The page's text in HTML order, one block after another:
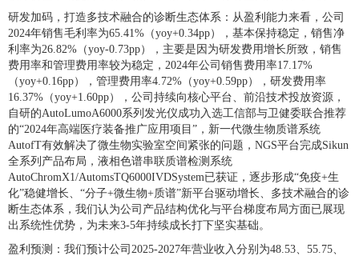
研发加码，打造多技术融合的诊断生态体系：从盈利能力来看，公司
2024年销售毛利率为65.41%（yoy+0.34pp），基本保持稳定，销售净
利率为26.82%（yoy-0.73pp），主要是因为研发费用增长所致，销售
费用率和管理费用率较为稳定，2024年公司销售费用率17.17%
（yoy+0.16pp），管理费用率4.72%（yoy+0.59pp），研发费用率
16.37%（yoy+1.60pp），公司持续向核心平台、前沿技术投放资源，
自研的AutoLumoA6000系列发光仪成功入选工信部与卫健委联合推荐
的“2024年高端医疗装备推广应用项目”，新一代微生物质谱系统
AutofT有效解决了微生物实验室空间紧张的问题，NGS平台完成Sikun
全系列产品布局，液相色谱串联质谱检测系统
AutoChromX1/AutomsTQ6000IVDSystem已获证，逐步形成“免疫+生
化”稳健增长、“分子+微生物+质谱”新平台驱动增长、多技术融合的诊
断生态体系，我们认为公司产品结构优化与平台梯度布局方面已展现
出系统性优势，为未来3-5年持续成长打下坚实基础。
盈利预测：我们预计公司2025-2027年营业收入分别为48.53、55.75、